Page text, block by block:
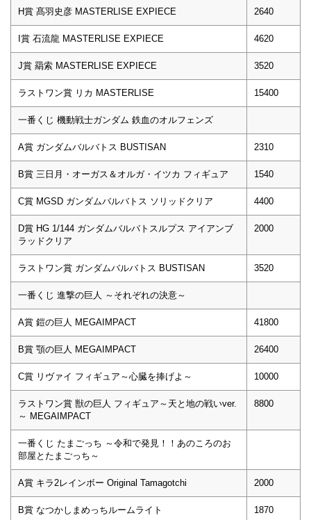
H賞 髙羽史彦 MASTERLISE EXPIECE 2640
I賞 石流龍 MASTERLISE EXPIECE 4620
J賞 羂索 MASTERLISE EXPIECE 3520
ラストワン賞 リカ MASTERLISE 15400
一番くじ 機動戦士ガンダム 鉄血のオルフェンズ
A賞 ガンダムバルバトス BUSTISAN 2310
B賞 三日月・オーガス＆オルガ・イツカ フィギュア 1540
C賞 MGSD ガンダムバルバトス ソリッドクリア 4400
D賞 HG 1/144 ガンダムバルバトスルプス アイアンブ
ラッドクリア
2000
ラストワン賞 ガンダムバルバトス BUSTISAN 3520
一番くじ 進撃の巨人 ～それぞれの決意～
A賞 鎧の巨人 MEGAIMPACT 41800
B賞 顎の巨人 MEGAIMPACT 26400
C賞 リヴァイ フィギュア～心臓を捧げよ～ 10000
ラストワン賞 獣の巨人 フィギュア～天と地の戦いver.
～ MEGAIMPACT
8800
一番くじ たまごっち ～令和で発見！！あのころのお
部屋とたまごっち～
A賞 キラ2レインボー Original Tamagotchi 2000
B賞 なつかしまめっちルームライト 1870